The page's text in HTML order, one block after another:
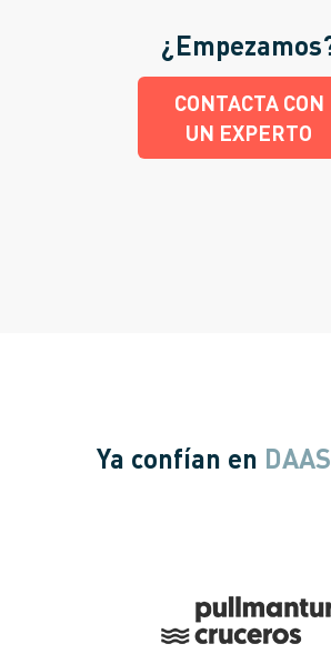
CONTACTA CON
UN EXPERTO
Ya confían en